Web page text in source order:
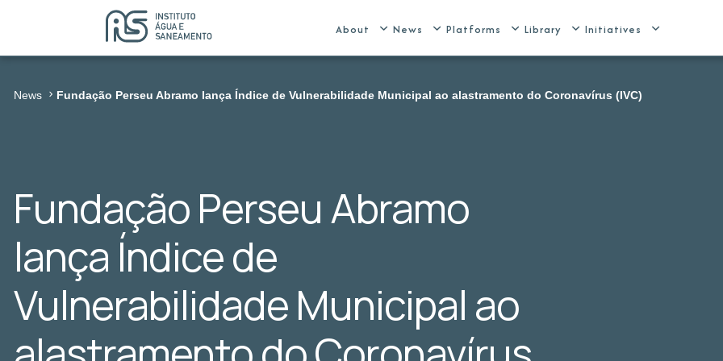
About News Platforms Library Initiatives
News Fundação Perseu Abramo lança Índice de Vulnerabilidade Municipal ao alastramento do Coronavírus (IVC)
Fundação Perseu Abramo
lança Índice de
Vulnerabilidade Municipal ao